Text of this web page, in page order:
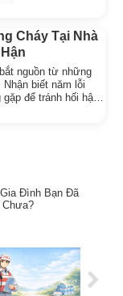
Cháy Tại Nhà
nguồn từ những
biết năm lỗi
để tránh hối hận
Đình Bạn Đã